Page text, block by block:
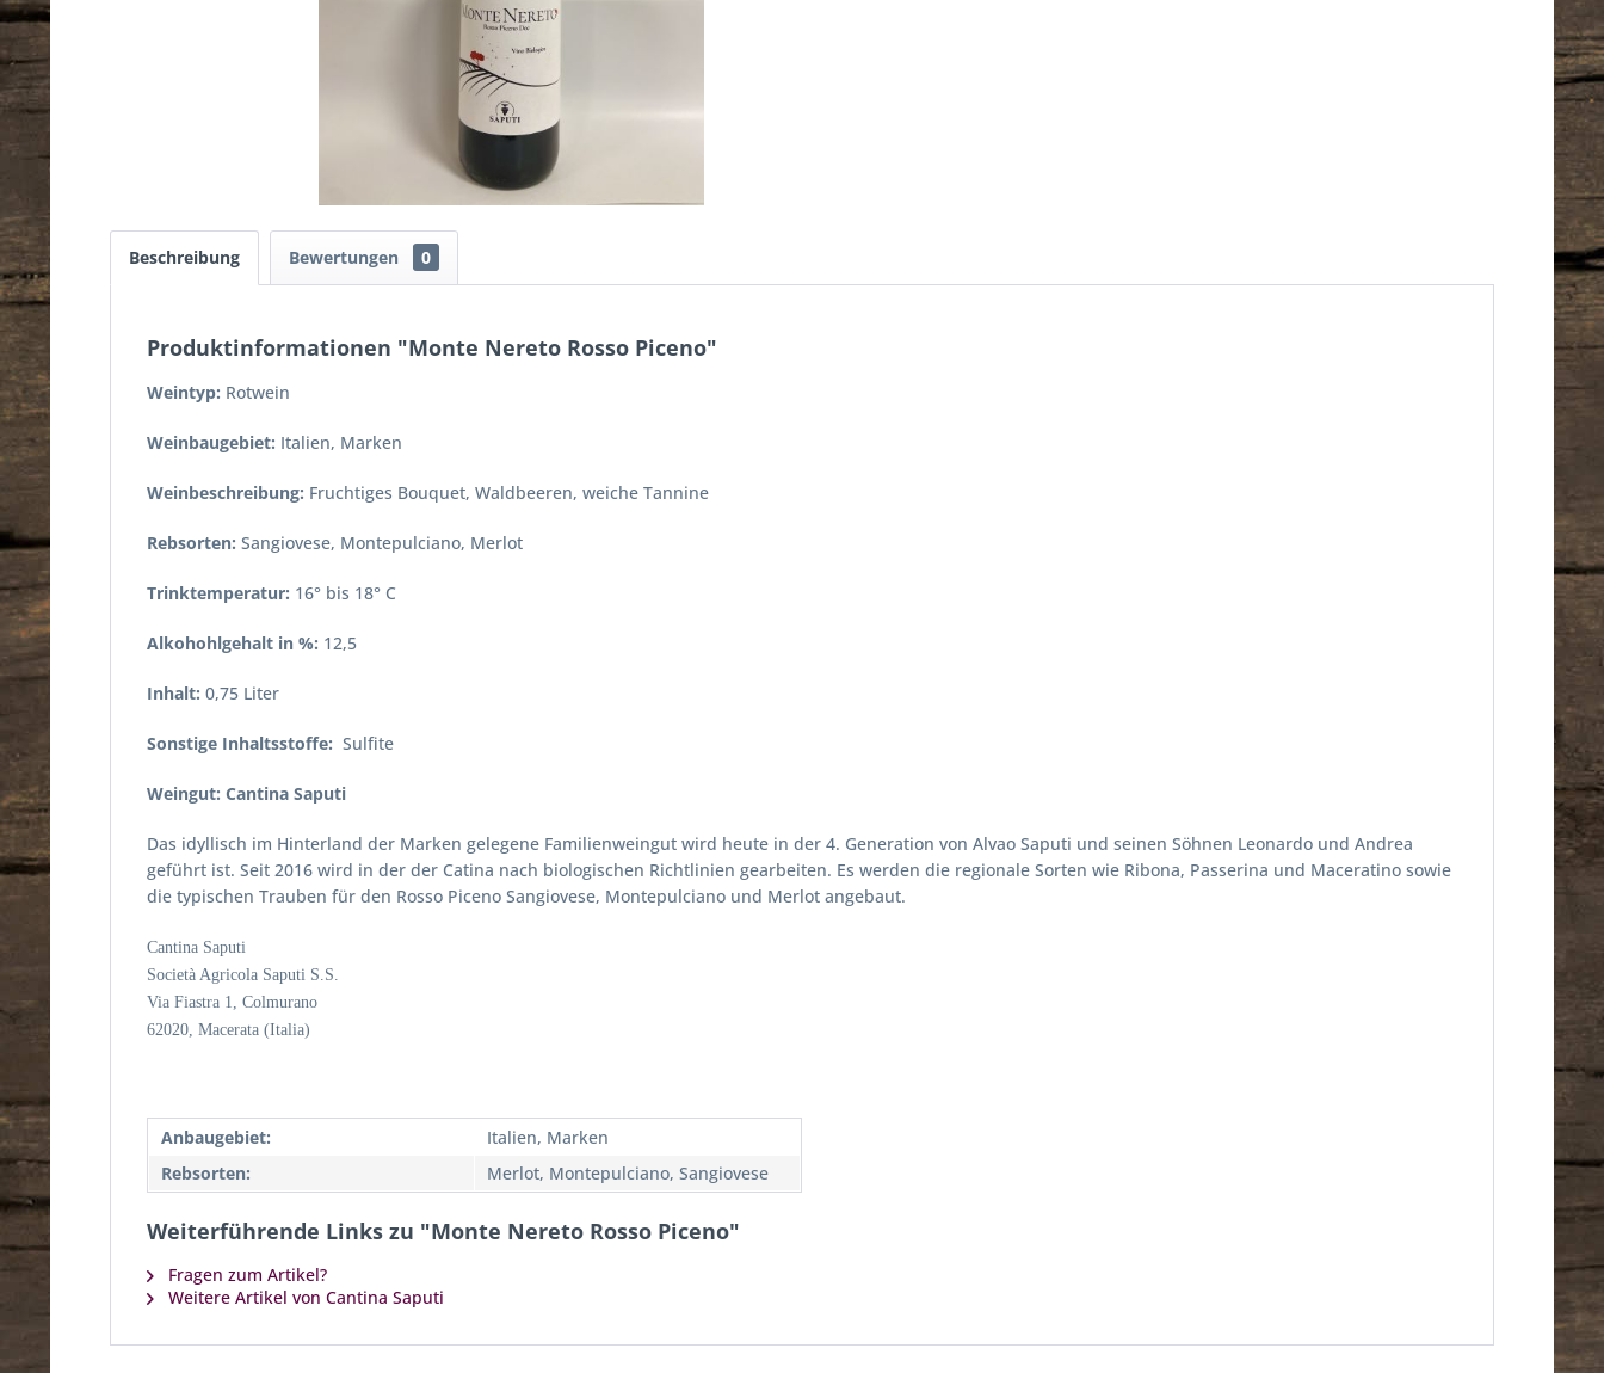
Beschreibung Bewertungen 0
Produktinformationen "Monte Nereto Rosso Piceno"
Weintyp: Rotwein
Weinbaugebiet: Italien, Marken
Weinbeschreibung: Fruchtiges Bouquet, Waldbeeren, weiche Tannine
Rebsorten: Sangiovese, Montepulciano, Merlot
Trinktemperatur: 16° bis 18° C
Alkohohlgehalt in %: 12,5
Inhalt: 0,75 Liter
Sonstige Inhaltsstoffe: Sulfite
Weingut: Cantina Saputi
Das idyllisch im Hinterland der Marken gelegene Familienweingut wird heute in der 4. Generation von Alvao Saputi und seinen Söhnen Leonardo und Andrea
geführt ist. Seit 2016 wird in der der Catina nach biologischen Richtlinien gearbeiten. Es werden die regionale Sorten wie Ribona, Passerina und Maceratino sowie
die typischen Trauben für den Rosso Piceno Sangiovese, Montepulciano und Merlot angebaut.
Cantina Saputi
Società Agricola Saputi S.S.
Via Fiastra 1, Colmurano
62020, Macerata (Italia)
Anbaugebiet:
Italien, Marken
Rebsorten:
Merlot, Montepulciano, Sangiovese
Weiterführende Links zu "Monte Nereto Rosso Piceno"
Fragen zum Artikel?
Weitere Artikel von Cantina Saputi